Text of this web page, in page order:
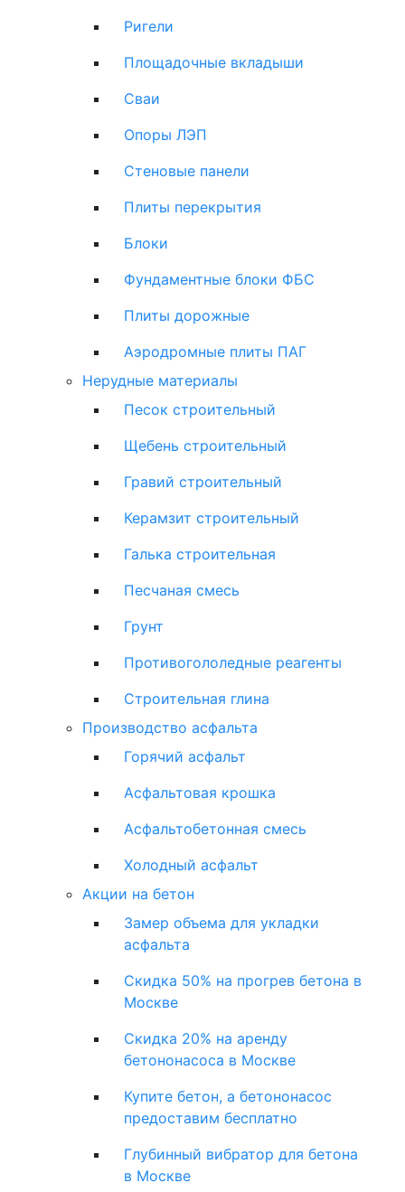
Ригели
Площадочные вкладыши
Сваи
Опоры ЛЭП
Стеновые панели
Плиты перекрытия
Блоки
Фундаментные блоки ФБС
Плиты дорожные
Аэродромные плиты ПАГ
Нерудные материалы
Песок строительный
Щебень строительный
Гравий строительный
Керамзит строительный
Галька строительная
Песчаная смесь
Грунт
Противогололедные реагенты
Строительная глина
Производство асфальта
Горячий асфальт
Асфальтовая крошка
Асфальтобетонная смесь
Холодный асфальт
Акции на бетон
Замер объема для укладки
асфальта
Скидка 50% на прогрев бетона в
Москве
Скидка 20% на аренду
бетононасоса в Москве
Купите бетон, а бетононасос
предоставим бесплатно
Глубинный вибратор для бетона
в Москве